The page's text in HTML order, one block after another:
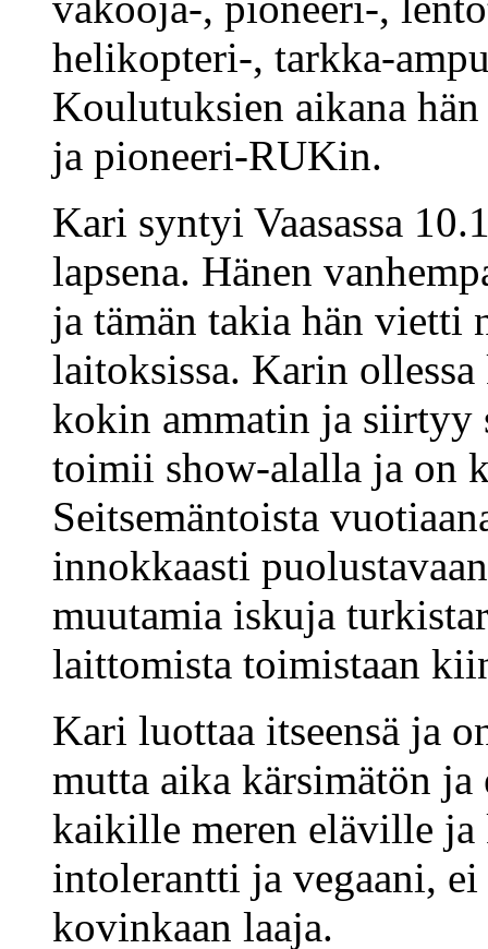
helikopteri-, tarkka-
Koulutuksien aikana
ja pioneeri-RUKin.
Kari syntyi Vaasassa
lapsena. Hänen
ja tämän takia hän vietti
laitoksissa. Karin
kokin ammatin ja siirtyy
toimii show-alalla ja on
Seitsemäntoista
innokkaasti
muutamia iskuja
laittomista toimistaan
Kari luottaa itseensä ja
mutta aika kärsimätön
kaikille meren eläville ja
intolerantti ja vegaani,
kovinkaan laaja.